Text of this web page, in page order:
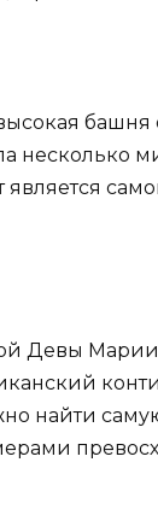
башня
несколько
Девы
найти